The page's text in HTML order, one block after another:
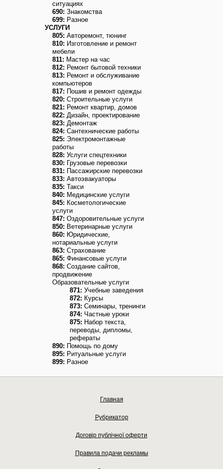
ситуациях
690: Знакомства
699: Разное
УСЛУГИ
805: Авторемонт, тюнинг
810: Изготовление и ремонт
мебели
811: Мастер на час
812: Ремонт бытовой техники
813: Ремонт и обслуживание
компьютеров
817: Пошив и ремонт одежды
820: Строительные услуги
821: Ремонт квартир, домов
822: Дизайн, проектирование
823: Демонтаж
824: Сантехнические работы
825: Электромонтажные
работы
828: Услуги спецтехники
830: Грузовые перевозки
831: Пассажирские перевозки
833: Автоэвакуаторы
835: Такси
840: Медицинские услуги
845: Косметологические
услуги
847: Оздоровительные услуги
850: Ветеринарные услуги
860: Юридические,
нотариальные услуги
863: Страхование
865: Финансовые услуги
868: Создание сайтов,
продвижение
Образовательные услуги
871: Учебные заведения
872: Курсы
873: Семинары, тренинги
874: Частные уроки
875: Набор текста,
переводы, дипломы,
рефераты
890: Помощь по дому
895: Ритуальные услуги
899: Разное
Главная
Рубрикатор
Договір публічної оферти
Правила подачи рекламы